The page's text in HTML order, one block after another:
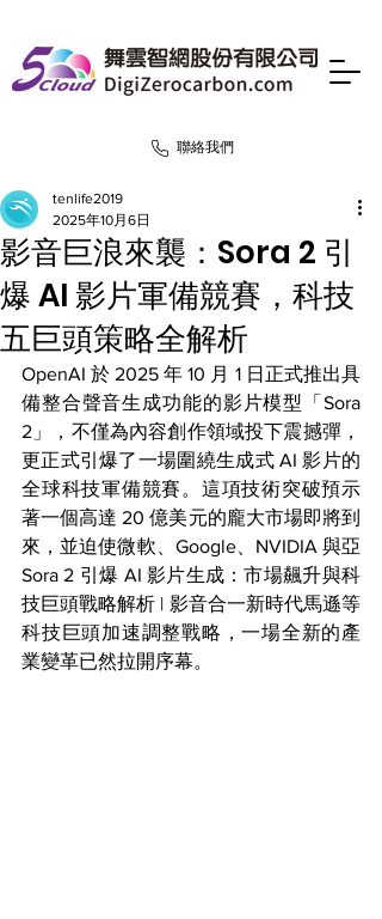
聯絡我們
影音巨浪來襲：Sora 2 引
爆 AI 影片軍備競賽，科技
五巨頭策略全解析
tenlife2019
2025年10月6日
OpenAI 於 2025 年 10 月 1 日正式推出具
備整合聲音生成功能的影片模型「Sora
2」，不僅為內容創作領域投下震撼彈，
更正式引爆了一場圍繞生成式 AI 影片的
全球科技軍備競賽。這項技術突破預示
著一個高達 20 億美元的龐大市場即將到
來，並迫使微軟、Google、NVIDIA 與亞
Sora 2 引爆 AI 影片生成：市場飆升與科
技巨頭戰略解析 | 影音合一新時代馬遜等
科技巨頭加速調整戰略，一場全新的產
業變革已然拉開序幕。